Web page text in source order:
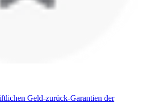
Geld-zurück-Garantien der